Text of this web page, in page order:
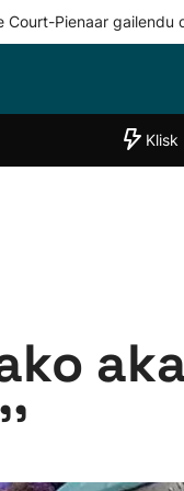
Court-Pienaar gailendu
"Helmuga"
Klisk